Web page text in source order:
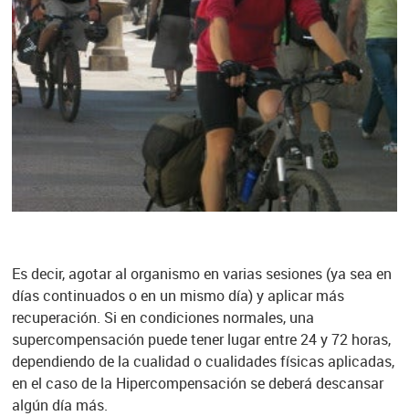
Es decir, agotar al organismo en varias sesiones (ya sea en
días continuados o en un mismo día) y aplicar más
recuperación. Si en condiciones normales, una
supercompensación puede tener lugar entre 24 y 72 horas,
dependiendo de la cualidad o cualidades físicas aplicadas,
en el caso de la Hipercompensación se deberá descansar
algún día más.